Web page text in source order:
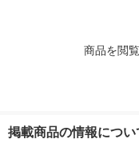
商品を閲
掲載商品の情報につい